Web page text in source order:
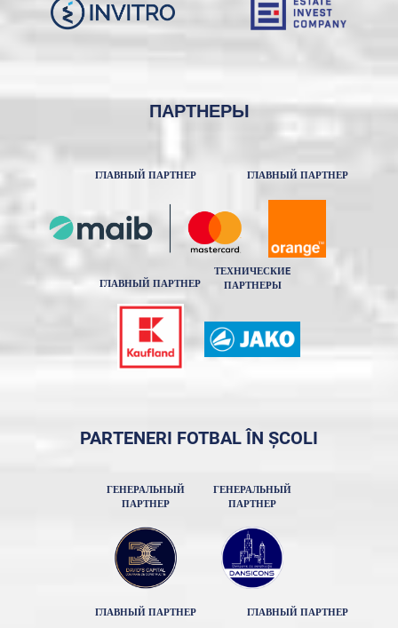
ПАРТНЕРЫ
ГЛАВНЫЙ ПАРТНЕР ГЛАВНЫЙ ПАРТНЕР
ГЛАВНЫЙ ПАРТНЕР
ТЕХНИЧЕСКИE
ПАРТНЕРЫ
PARTENERI FOTBAL ÎN ȘCOLI
ГЕНЕРАЛЬНЫЙ
ПАРТНЕР
ГЕНЕРАЛЬНЫЙ
ПАРТНЕР
ГЛАВНЫЙ ПАРТНЕР ГЛАВНЫЙ ПАРТНЕР